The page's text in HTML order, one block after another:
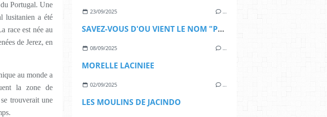
Portugal. Une
lusitanien a été
race est née au
de Jerez, en
au monde a
la zone de
trouverait une
23/09/2025 …
SAVEZ-VOUS D'OU VIENT LE NOM "PORTUGAL" ?
08/09/2025 …
MORELLE LACINIEE
02/09/2025 …
LES MOULINS DE JACINDO